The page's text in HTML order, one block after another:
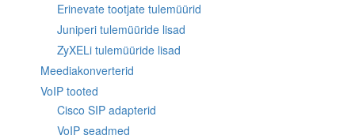
Erinevate tootjate tulemüürid
Juniperi tulemüüride lisad
ZyXELi tulemüüride lisad
Meediakonverterid
VoIP tooted
Cisco SIP adapterid
VoIP seadmed